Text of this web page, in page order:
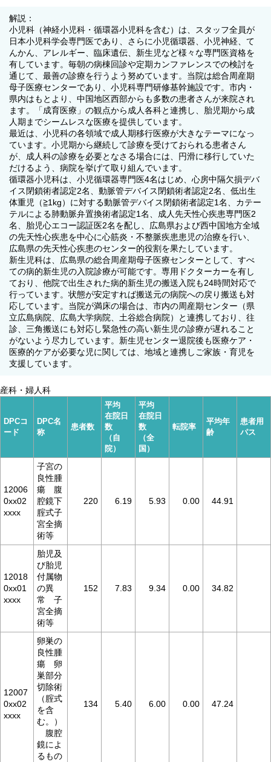
解説：
小児科（神経小児科・循環器小児科を含む）は、スタッフ全員が
日本小児科学会専門医であり、さらに小児循環器、小児神経、て
んかん、アレルギー、臨床遺伝、新生児など様々な専門医資格を
有しています。毎朝の病棟回診や定期カンファレンスでの検討を
通じて、最善の診療を行うよう努めています。当院は総合周産期
母子医療センターであり、小児科専門研修基幹施設です。市内・
県内はもとより、中国地区西部からも多数の患者さんが来院され
ます。「成育医療」の観点から成人各科と連携し、胎児期から成
人期までシームレスな医療を提供しています。
最近は、小児科の各領域で成人期移行医療が大きなテーマになっ
ています。小児期から継続して診療を受けておられる患者さん
が、成人科の診療を必要となさる場合には、円滑に移行していた
だけるよう、病院を挙げて取り組んでいます。
循環器小児科は、小児循環器専門医4名はじめ、心房中隔欠損デバ
イス閉鎖術者認定2名、動脈管デバイス閉鎖術者認定2名、低出生
体重児（≧1kg）に対する動脈管デバイス閉鎖術者認定1名、カテー
テルによる肺動脈弁置換術者認定1名、成人先天性心疾患専門医2
名、胎児心エコー認証医2名を配し、広島県および西中国地方全域
の先天性心疾患を中心に心筋炎・不整脈疾患患児の治療を行い、
広島県の先天性心疾患のセンター的役割を果たしています。
新生児科は、広島県の総合周産期母子医療センターとして、すべ
ての病的新生児の入院診療が可能です。専用ドクターカーを有し
ており、他院で出生された病的新生児の搬送入院も24時間対応で
行っています。状態が安定すれば搬送元の病院への戻り搬送も対
応しています。当院が満床の場合は、市内の周産期センター（県
立広島病院、広島大学病院、土谷総合病院）と連携しており、往
診、三角搬送にも対応し緊急性の高い新生児の診療が遅れること
がないよう尽力しています。新生児センター退院後も医療ケア・
医療的ケアが必要な児に関しては、地域と連携しご家族・育児を
支援しています。
産科・婦人科
DPCコ
ード
DPC名
称
患者数
平均
在院日
数
（自
院）
平均
在院日
数
（全
国）
転院率
平均年
齢
患者用
パス
12006
0xx02
xxxx
子宮の
良性腫
瘍 腹
腔鏡下
腟式子
宮全摘
術等
220 6.19 5.93 0.00 44.91
12018
0xx01
xxxx
胎児及
び胎児
付属物
の異
常 子
宮全摘
術等
152 7.83 9.34 0.00 34.82
12007
0xx02
xxxx
卵巣の
良性腫
瘍 卵
巣部分
切除術
（腟式
を含
む。）
腹腔
鏡によ
るもの
134 5.40 6.00 0.00 47.24